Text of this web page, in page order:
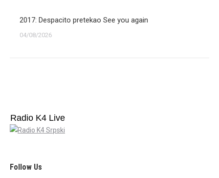
2017: Despacito pretekao See you again
04/08/2026
Radio K4 Live
Follow Us